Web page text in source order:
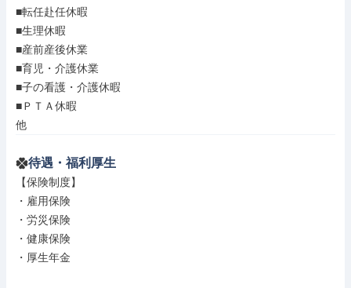
■転任赴任休暇
■生理休暇
■産前産後休業
■育児・介護休業
■子の看護・介護休暇
■ＰＴＡ休暇
他
待遇・福利厚生
【保険制度】
・雇用保険
・労災保険
・健康保険
・厚生年金